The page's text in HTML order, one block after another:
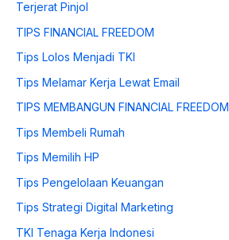
Terjerat Pinjol
TIPS FINANCIAL FREEDOM
Tips Lolos Menjadi TKI
Tips Melamar Kerja Lewat Email
TIPS MEMBANGUN FINANCIAL FREEDOM
Tips Membeli Rumah
Tips Memilih HP
Tips Pengelolaan Keuangan
Tips Strategi Digital Marketing
TKI Tenaga Kerja Indonesi